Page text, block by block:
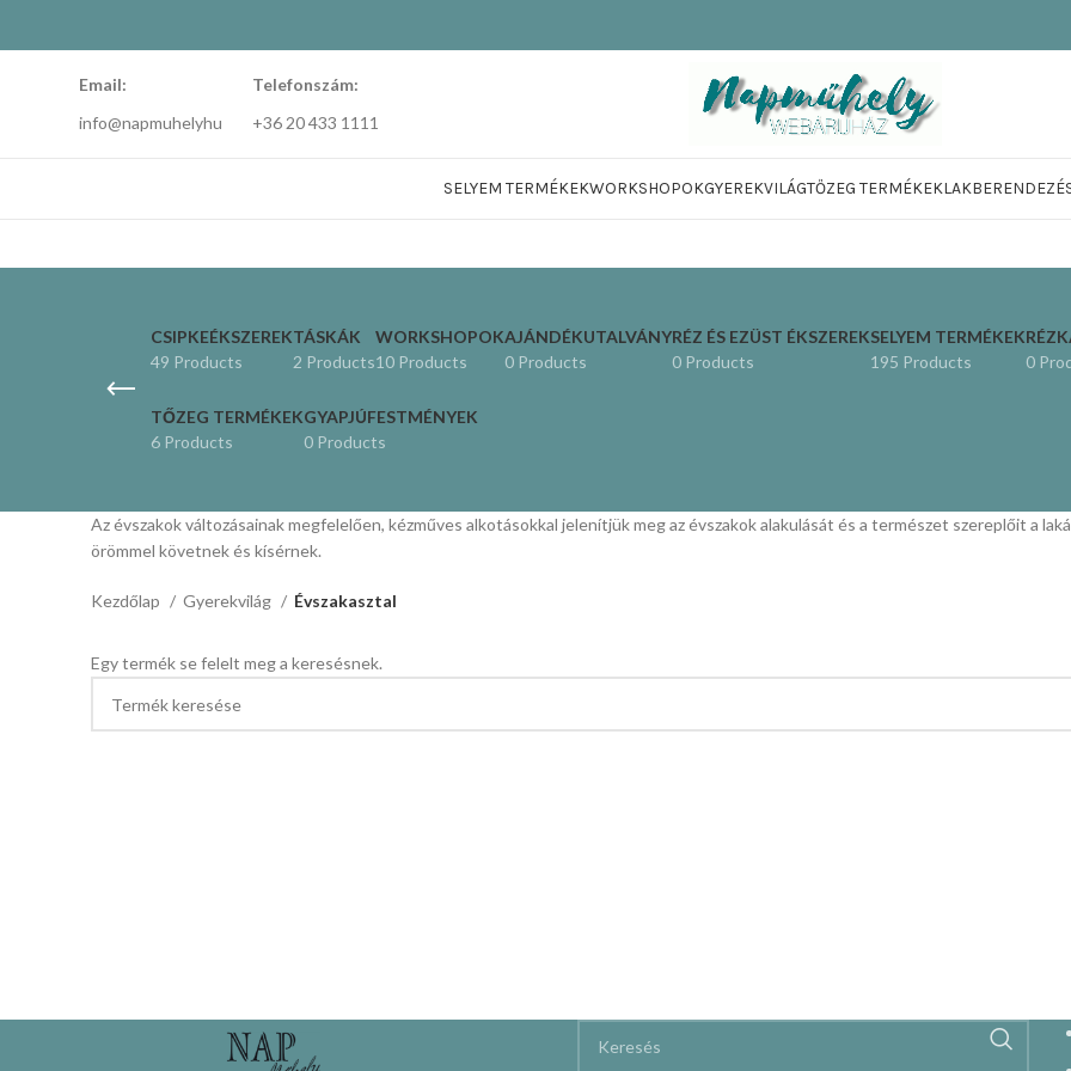
Email:
info@napmuhelyhu
Telefonszám:
+36 20 433 1111
SELYEM TERMÉKEKWORKSHOPOKGYEREKVILÁGTŐZEG TERMÉKEK
CSIPKEÉKSZEREK
49 Products
TÁSKÁK
2 Products
WORKSHOPOK
10 Products
AJÁNDÉKUTALVÁNY
0 Products
RÉZ ÉS EZÜST ÉKSZEREK
0 Products
SELYEM TERMÉKEK
195 Products
0
TŐZEG TERMÉKEK
6 Products
GYAPJÚFESTMÉNYEK
0 Products
Az évszakok változásainak megfelelően, kézműves alkotásokkal jelenítjük meg az évszakok alakulását és a természet szereplőit a
örömmel követnek és kísérnek.
Kezdőlap Gyerekvilág Évszakasztal
Egy termék se felelt meg a keresésnek.